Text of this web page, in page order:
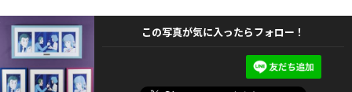
この写真が気に入ったらフォロー！